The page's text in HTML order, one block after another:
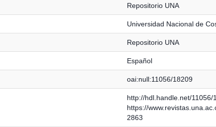
Repositorio UNA
Universidad Nacional de
Repositorio UNA
Español
oai:null:11056/18209
http://hdl.handle.net/11056/
https://
2863